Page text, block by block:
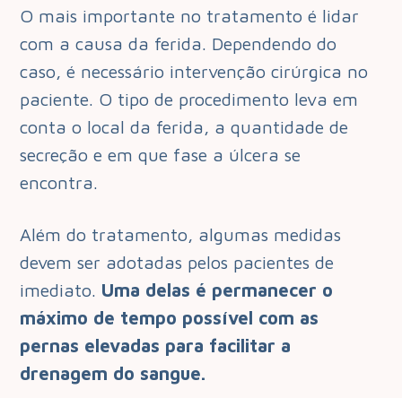
O mais importante no tratamento é lidar
com a causa da ferida. Dependendo do
caso, é necessário intervenção cirúrgica no
paciente. O tipo de procedimento leva em
conta o local da ferida, a quantidade de
secreção e em que fase a úlcera se
encontra.
Além do tratamento, algumas medidas
devem ser adotadas pelos pacientes de
imediato. Uma delas é permanecer o
máximo de tempo possível com as
pernas elevadas para facilitar a
drenagem do sangue.